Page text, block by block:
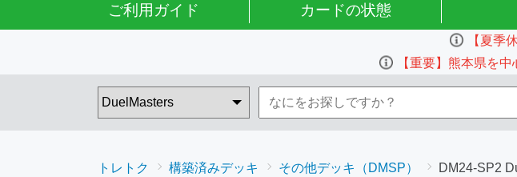
ご利用ガイド カードの状態
【夏季
【重要】熊本県を
トレトク 構築済みデッキ その他デッキ（DMSP） DM24-SP2